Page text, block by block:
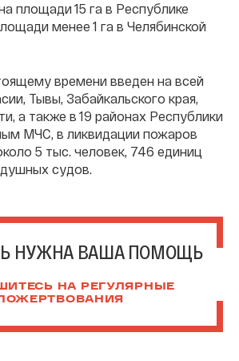
площади 15 га в Республике
менее 1 га в Челябинской
времени введен на всей
Тывы, Забайкальского края,
а также в 19 районах Республики
МЧС, в ликвидации пожаров
5 тыс. человек, 746 единиц
судов.
НУЖНА ВАША ПОМОЩЬ
НА РЕГУЛЯРНЫЕ
ПОЖЕРТВОВАНИЯ